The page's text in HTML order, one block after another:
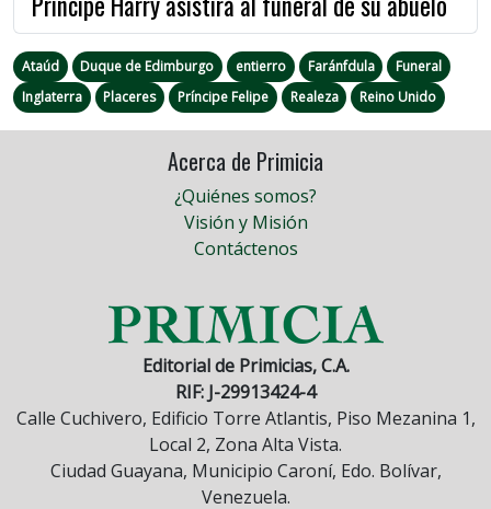
Ataúd Duque de Edimburgo entierro Faránfdula
Funeral
Inglaterra
Placeres Príncipe Felipe Realeza Reino Unido
Acerca de Primicia
¿Quiénes somos?
Visión y Misión
Contáctenos
Editorial de Primicias, C.A.
RIF: J-29913424-4
Calle Cuchivero, Edificio Torre Atlantis, Piso Mezanina 1,
Local 2, Zona Alta Vista.
Ciudad Guayana, Municipio Caroní, Edo. Bolívar,
Venezuela.